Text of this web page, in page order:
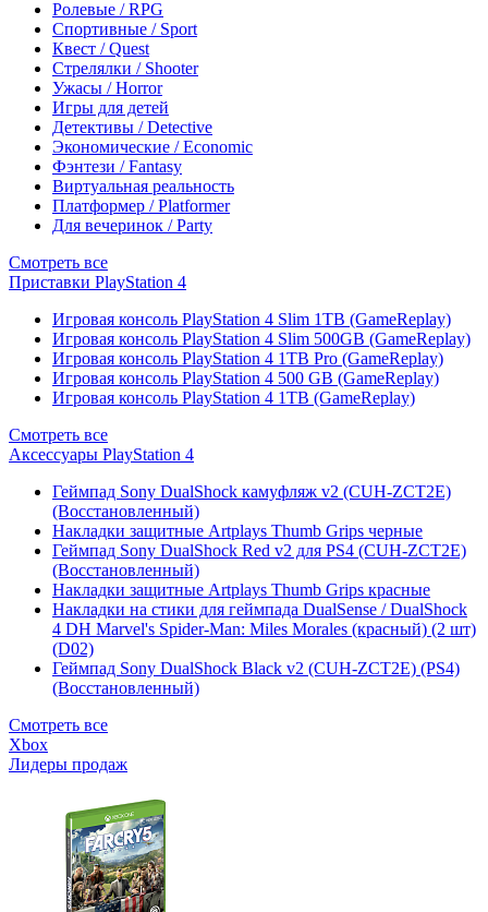
Ролевые / RPG
Спортивные / Sport
Квест / Quest
Стрелялки / Shooter
Ужасы / Horror
Игры для детей
Детективы / Detective
Экономические / Economic
Фэнтези / Fantasy
Виртуальная реальность
Платформер / Platformer
Для вечеринок / Party
Смотреть все
Приставки PlayStation 4
Игровая консоль PlayStation 4 Slim 1TB (GameReplay)
Игровая консоль PlayStation 4 Slim 500GB (GameReplay)
Игровая консоль PlayStation 4 1TB Pro (GameReplay)
Игровая консоль PlayStation 4 500 GB (GameReplay)
Игровая консоль PlayStation 4 1TB (GameReplay)
Смотреть все
Аксессуары PlayStation 4
Геймпад Sony DualShock камуфляж v2 (CUH-ZCT2E)
(Восстановленный)
Накладки защитные Artplays Thumb Grips черные
Геймпад Sony DualShock Red v2 для PS4 (CUH-ZCT2E)
(Восстановленный)
Накладки защитные Artplays Thumb Grips красные
Накладки на стики для геймпада DualSense / DualShock
4 DH Marvel's Spider-Man: Miles Morales (красный) (2 шт)
(D02)
Геймпад Sony DualShock Black v2 (CUH-ZCT2E) (PS4)
(Восстановленный)
Смотреть все
Xbox
Лидеры продаж